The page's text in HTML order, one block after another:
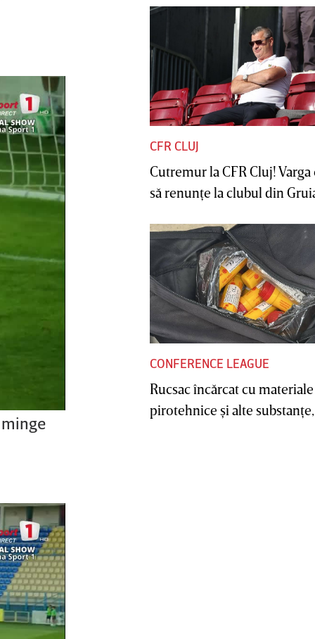
CFR CLUJ
Cutremur la CFR Cluj! Varga
să renunţe la clubul din
CONFERENCE LEAGUE
Rucsac încărcat cu materiale
pirotehnice şi alte substanţe,